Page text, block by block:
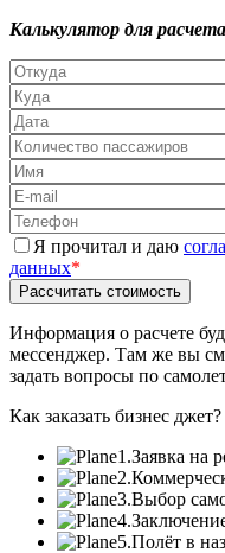
Калькулятор для
Я прочитал и даю
данных*
Информация о расчете
мессенджер. Там же вы
задать вопросы по
Как заказать бизнес джет?
1.Заявка на
2.
3.Выбор
4.
5.Полёт в